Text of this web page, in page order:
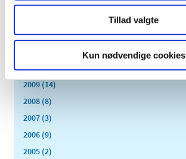
Tillad valgte
Kun nødvendige cookies
2012 (44)
2010 (7)
2009 (14)
2008 (8)
2007 (3)
2006 (9)
2005 (2)